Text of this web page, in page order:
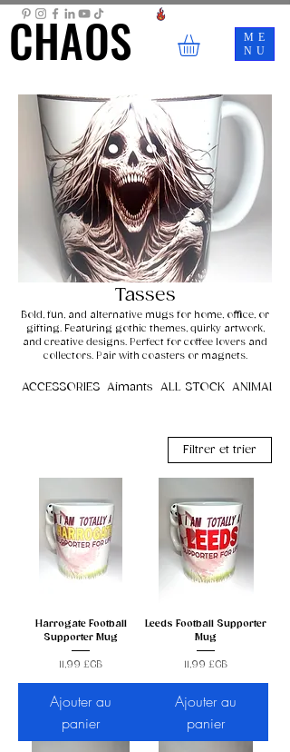
ME
NU
CHAOS
CHAOS
Tasses
Bold, fun, and alternative mugs for home, office, or
gifting. Featuring gothic themes, quirky artwork,
and creative designs. Perfect for coffee lovers and
collectors. Pair with coasters or magnets.
ACCESSORIES Aimants ALL STOCK ANIMALS
Filtrer et trier
Harrogate Football
Supporter Mug
Prix
11,99 £GB
Ajouter au
panier
Leeds Football Supporter
Mug
Prix
11,99 £GB
Ajouter au
panier